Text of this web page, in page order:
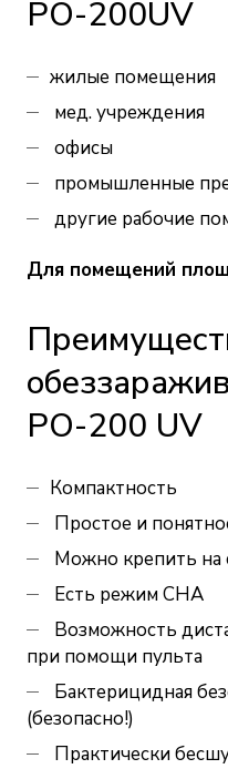
PO-200UV
жилые помещения
мед. учреждения
офисы
промышленные
другие рабочие
Для помещений
PO-200 UV
Компактность
Простое и
Можно крепить на
Есть режим СНА
Возможность
при помощи пульта
Бактерицидная
(безопасно!)
Практически